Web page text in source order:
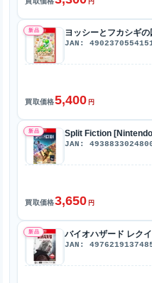
円
新品 ヨッシーとフカシギ
JAN:
買取価格5,400 円
新品 Split Fiction
JAN:
買取価格3,650 円
新品 バイオハザード レク
JAN: